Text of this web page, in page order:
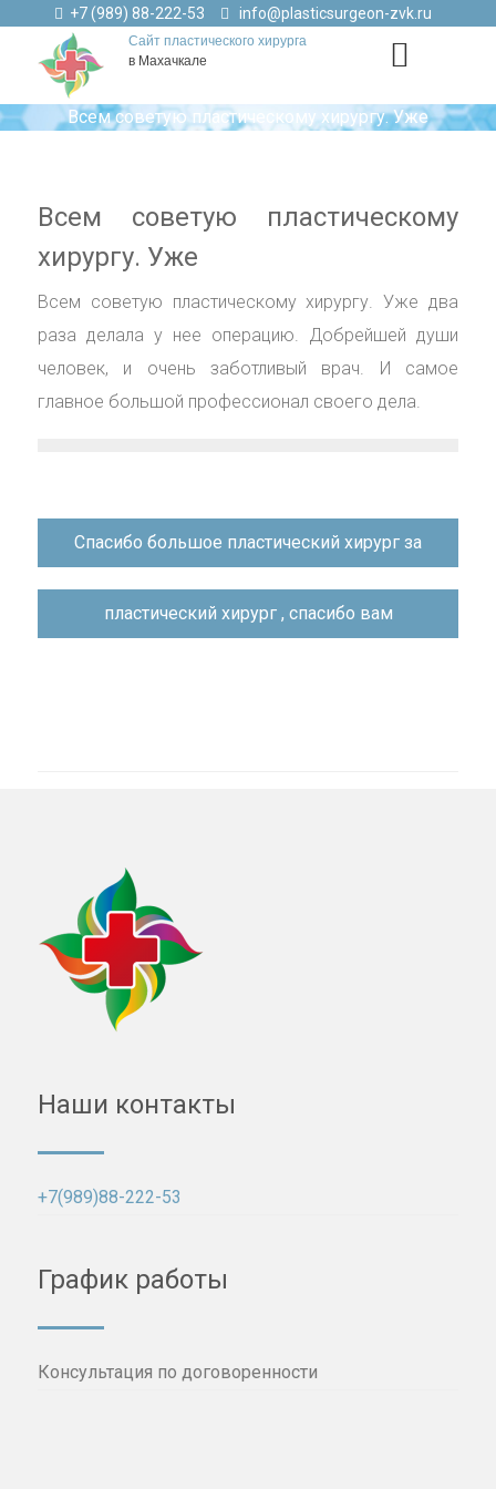
+7 (989) 88-222-53 info@plasticsurgeon-zvk.ru
Сайт пластического хирурга
в Махачкале
Всем советую пластическому хирургу. Уже
Всем советую пластическому
хирургу. Уже
Всем советую пластическому хирургу. Уже два
раза делала у нее операцию. Добрейшей души
человек, и очень заботливый врач. И самое
главное большой профессионал своего дела.
Навигация
Спасибо большое пластический хирург за
пластический хирург , спасибо вам
Наши контакты
+7(989)88-222-53
График работы
Консультация по договоренности